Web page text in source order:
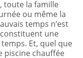
toute la famille
ou même la
temps n’est
une
Et, quel que
piscine chauffée